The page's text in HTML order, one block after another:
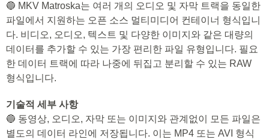
🔵 MKV Matroska는 여러 개의 오디오 및 자막 트랙을 동일한
파일에서 지원하는 오픈 소스 멀티미디어 컨테이너 형식입니
다. 비디오, 오디오, 텍스트 및 다양한 이미지와 같은 대량의
데이터를 추가할 수 있는 가장 편리한 파일 유형입니다. 필요
한 데이터 트랙에 따라 나중에 뒤집고 분리할 수 있는 RAW
형식입니다.
기술적 세부 사항
🔵 동영상, 오디오, 자막 또는 이미지와 관계없이 모든 파일은
별도의 데이터 라인에 저장됩니다. 이는 MP4 또는 AVI 형식